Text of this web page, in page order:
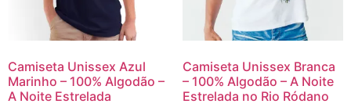
Camiseta Unissex Azul
Marinho – 100% Algodão –
A Noite Estrelada
Camiseta Unissex Branca
– 100% Algodão – A Noite
Estrelada no Rio Ródano